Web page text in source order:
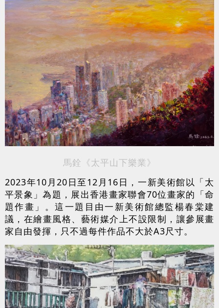
馬銓《太平山下樂業》
2023年10月20日至12月16日，一新美術館以「太
平景象」為題，展出香港畫家聯會70位畫家的「命
題作畫」。這一題目由一新美術館總監楊春棠建
議，在繪畫風格、藝術媒介上不設限制，讓參展畫
家自由發揮，只不過每件作品不大於A3尺寸。